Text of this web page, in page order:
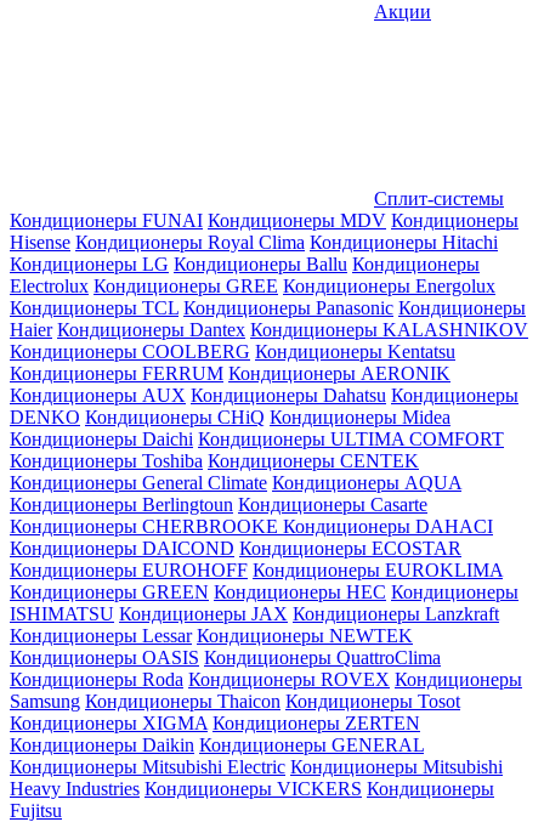
Акции
Сплит-системы
Кондиционеры FUNAI Кондиционеры MDV Кондиционеры
Hisense Кондиционеры Royal Clima Кондиционеры Hitachi
Кондиционеры LG Кондиционеры Ballu Кондиционеры
Electrolux Кондиционеры GREE Кондиционеры Energolux
Кондиционеры TCL Кондиционеры Panasonic Кондиционеры
Haier Кондиционеры Dantex Кондиционеры KALASHNIKOV
Кондиционеры СOOLBERG Кондиционеры Kentatsu
Кондиционеры FERRUM Кондиционеры AERONIK
Кондиционеры AUX Кондиционеры Dahatsu Кондиционеры
DENKO Кондиционеры CHiQ Кондиционеры Midea
Кондиционеры Daichi Кондиционеры ULTIMA COMFORT
Кондиционеры Toshiba Кондиционеры CENTEK
Кондиционеры General Climate Кондиционеры AQUA
Кондиционеры Berlingtoun Кондиционеры Casarte
Кондиционеры CHERBROOKE Кондиционеры DAHACI
Кондиционеры DAICOND Кондиционеры ECOSTAR
Кондиционеры EUROHOFF Кондиционеры EUROKLIMA
Кондиционеры GREEN Кондиционеры HEC Кондиционеры
ISHIMATSU Кондиционеры JAX Кондиционеры Lanzkraft
Кондиционеры Lessar Кондиционеры NEWTEK
Кондиционеры OASIS Кондиционеры QuattroClima
Кондиционеры Roda Кондиционеры ROVEX Кондиционеры
Samsung Кондиционеры Thaicon Кондиционеры Tosot
Кондиционеры XIGMA Кондиционеры ZERTEN
Кондиционеры Daikin Кондиционеры GENERAL
Кондиционеры Mitsubishi Electric Кондиционеры Mitsubishi
Heavy Industries Кондиционеры VICKERS Кондиционеры
Fujitsu